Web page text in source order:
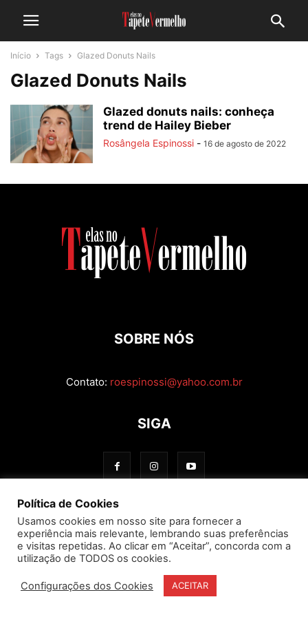
Início Tags Glazed Donuts Nails
Glazed Donuts Nails
Glazed donuts nails: conheça
trend de Hailey Bieber
Rosângela Espinossi - 16 de agosto de 2022
SOBRE NÓS
Contato: roespinossi@yahoo.com.br
SIGA
Política de Cookies
Usamos cookies em nosso site para fornecer a
experiência mais relevante, lembrando suas preferências
e visitas repetidas. Ao clicar em “Aceitar”, concorda com a
utilização de TODOS os cookies.
Configurações dos Cookies ACEITAR